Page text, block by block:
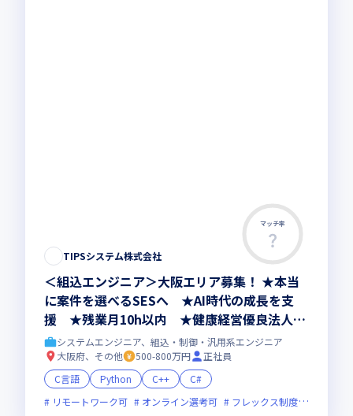
マッチ率
TIPSシステム株式会社
＜組込エンジニア＞大阪エリア募集！ ★本当
に案件を選べるSESへ ★AI時代の成長を支
援 ★残業月10h以内 ★健康経営優良法人20
26認定
システムエンジニア、組込・制御・汎用系エンジニア
大阪府、その他
500-800万円
正社員
C言語
Python C++
C#
リモートワーク可
オンライン選考可 フレックス制度あり